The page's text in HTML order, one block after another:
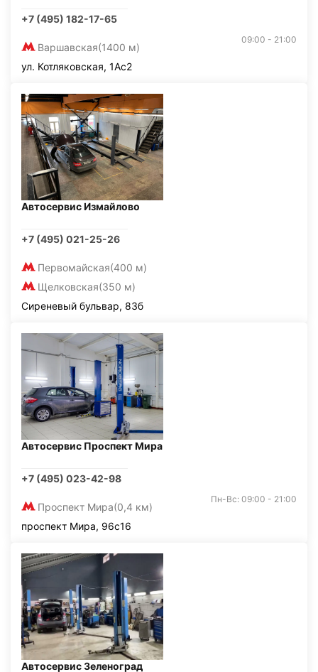
+7 (495) 182-17-65
Варшавская(1400 м)
09:00 - 21:00
ул. Котляковская, 1Ас2
Автосервис Измайлово
+7 (495) 021-25-26
Первомайская(400 м)
Щелковская(350 м)
Сиреневый бульвар, 83б
Автосервис Проспект Мира
+7 (495) 023-42-98
Проспект Мира(0,4 км)
Пн-Вс: 09:00 - 21:00
проспект Мира, 96с16
Автосервис Зеленоград